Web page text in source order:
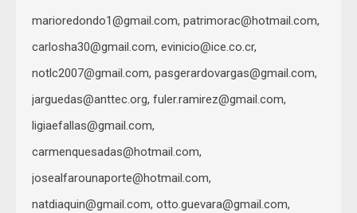
marioredondo1@gmail.com, patrimorac@hotmail.com,
carlosha30@gmail.com, evinicio@ice.co.cr,
notlc2007@gmail.com, pasgerardovargas@gmail.com,
jarguedas@anttec.org, fuler.ramirez@gmail.com,
ligiaefallas@gmail.com,
carmenquesadas@hotmail.com,
josealfarounaporte@hotmail.com,
natdiaquin@gmail.com, otto.guevara@gmail.com,